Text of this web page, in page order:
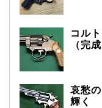
コル
（完成
哀愁
輝く